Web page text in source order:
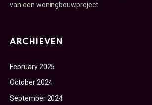
van een woningbouwproject.
ARCHIEVEN
February 2025
October 2024
September 2024